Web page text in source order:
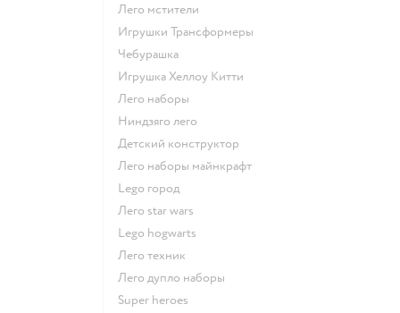
Лего мстители
Игрушки Трансформеры
Чебурашка
Игрушка Хеллоу Китти
Лего наборы
Ниндзяго лего
Детский конструктор
Лего наборы майнкрафт
Lego город
Лего star wars
Lego hogwarts
Лего техник
Лего дупло наборы
Super heroes